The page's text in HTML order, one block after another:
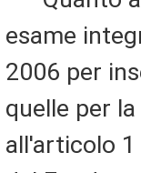
esame
2006 per
quelle per
all'articolo